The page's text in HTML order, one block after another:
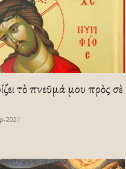
τὸ πνεῦμά μου πρὸς σὲ
2021